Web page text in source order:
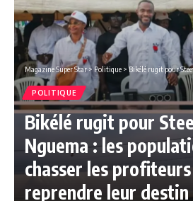
Magazine Super Star>Politique >Bikélé rugit pour Steeve Abaga Nguema : les
POLITIQUE
Bikélé rugit pour
Nguema : les
chasser les
reprendre leur destin